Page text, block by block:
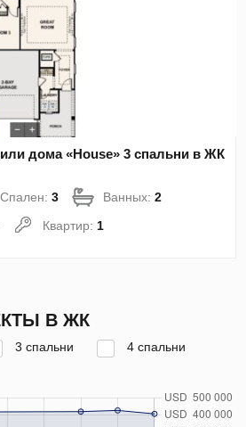
дома «House» 3 спальни в ЖК
Спален:3 Ванных:2
Квартир: 1
В ЖК
3 спальни
4 спальни